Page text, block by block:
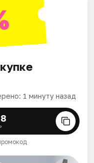
1 минуту назад